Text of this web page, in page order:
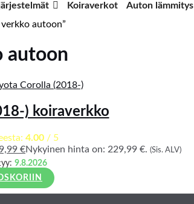
Koiraverkot Auton lämmitys
autoon”
autoon
) koiraverkko
4.00 / 5
€Nykyinen hinta on: 229,99 €. (Sis. ALV)
9.8.2026